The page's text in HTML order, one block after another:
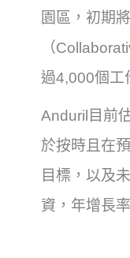
園區，初期
（
過4,000個工
Anduril目前
於按時且在
目標，以及
資，年增長